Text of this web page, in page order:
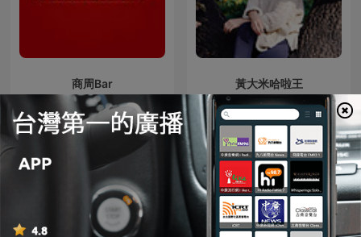
商周Bar 黃大米哈啦王